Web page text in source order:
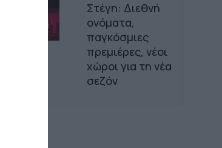
Στέγη: Διεθνή
ονόματα,
παγκόσμιες
πρεμιέρες, νέοι
χώροι για τη νέα
σεζόν